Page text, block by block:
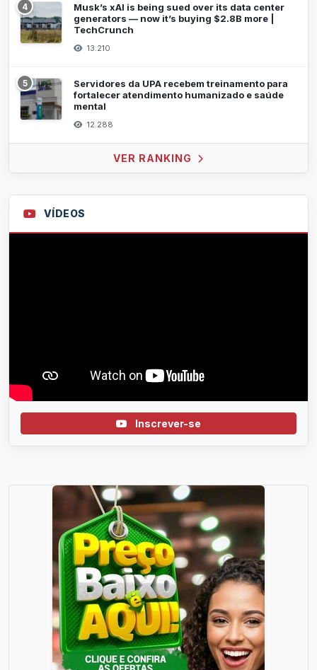
4
Musk’s xAI is being sued over its data center
generators — now it’s buying $2.8B more |
TechCrunch
13.210
5
Servidores da UPA recebem treinamento para
fortalecer atendimento humanizado e saúde
mental
12.288
VER RANKING
VÍDEOS
Inscrever-se